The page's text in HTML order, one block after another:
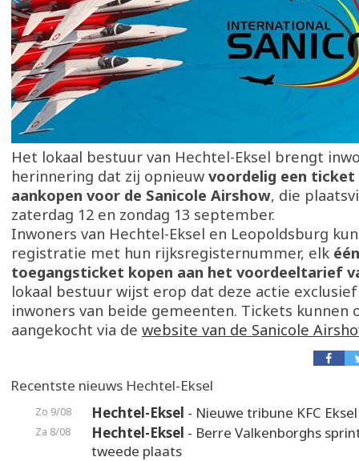
Het lokaal bestuur van Hechtel-Eksel brengt
herinnering dat zij opnieuw voordelig een ticket
aankopen voor de Sanicole Airshow, die
zaterdag 12 en zondag 13 september.
Inwoners van Hechtel-Eksel en Leopoldsburg
registratie met hun rijksregisternummer, elk één
toegangsticket kopen aan het voordeeltarief
lokaal bestuur wijst erop dat deze actie
inwoners van beide gemeenten. Tickets kunnen
aangekocht via de website van de Sanicole
Recentste nieuws Hechtel-Eksel
Zo 9/08 Hechtel-Eksel - Nieuwe tribune KFC
Za 8/08 Hechtel-Eksel - Berre Valkenborghs
tweede plaats